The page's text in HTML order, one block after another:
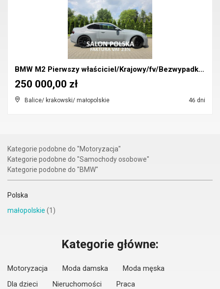
BMW M2 Pierwszy właściciel/Krajowy/fv/Bezwypadkowa...
Balice/ krakowski/ małopolskie 46 dni
250 000,00 zł
Kategorie podobne do "Motoryzacja"
Kategorie podobne do "Samochody osobowe"
Kategorie podobne do "BMW"
Polska
małopolskie (1)
Kategorie główne:
Motoryzacja Moda damska
Moda męska
Dla dzieci
Nieruchomości
Praca